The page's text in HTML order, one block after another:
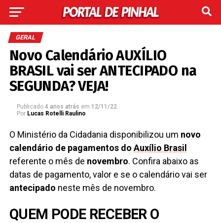
GERAL
Novo Calendário AUXÍLIO
BRASIL vai ser ANTECIPADO na
SEGUNDA? VEJA!
Publicado 4 anos atrás em 12/11/22
Por Lucas Rotelli Raulino
O Ministério da Cidadania disponibilizou um novo
calendário de pagamentos do Auxílio Brasil
referente o mês de novembro. Confira abaixo as
datas de pagamento, valor e se o calendário vai ser
antecipado neste mês de novembro.
QUEM PODE RECEBER O